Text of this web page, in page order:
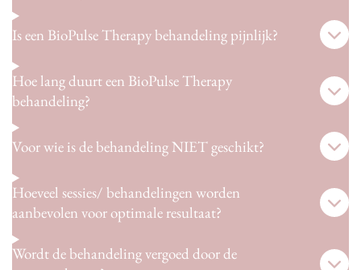
Is een BioPulse Therapy behandeling pijnlijk?
Hoe lang duurt een BioPulse Therapy
behandeling?
Voor wie is de behandeling NIET geschikt?
Hoeveel sessies/ behandelingen worden
aanbevolen voor optimale resultaat?
Wordt de behandeling vergoed door de